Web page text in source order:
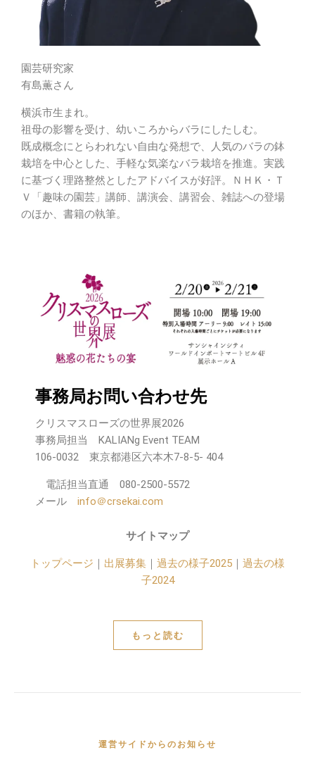
園芸研究家
有島薫さん
横浜市生まれ。
祖母の影響を受け、幼いころからバラにしたしむ。
既成概念にとらわれない自由な発想で、人気のバラの鉢
栽培を中心とした、手軽な気楽なバラ栽培を推進。実践
に基づく理路整然としたアドバイスが好評。ＮＨＫ・Ｔ
Ｖ「趣味の園芸」講師、講演会、講習会、雑誌への登場
のほか、書籍の執筆。
事務局お問い合わせ先
クリスマスローズの世界展2026
事務局担当 KALIANg Event TEAM
106-0032 東京都港区六本木7-8-5- 404
電話担当直通 080-2500-5572
メール info＠crsekai.com
サイトマップ
トップページ ｜ 出展募集 ｜ 過去の様子2025 ｜ 過去の様
子2024
もっと読む
運営サイドからのお知らせ